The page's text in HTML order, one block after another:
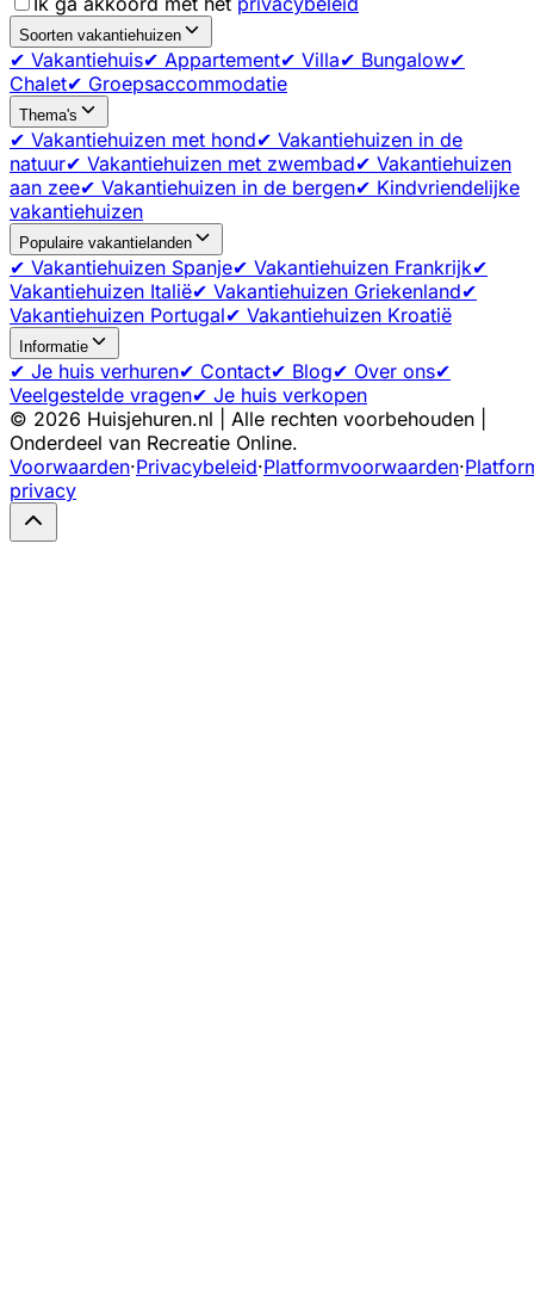
Soorten vakantiehuizen
✔ Vakantiehuis✔ Appartement✔ Villa✔ Bungalow✔
Chalet✔ Groepsaccommodatie
Thema's
✔ Vakantiehuizen met hond✔ Vakantiehuizen in de
natuur✔ Vakantiehuizen met zwembad✔ Vakantiehuizen
aan zee✔ Vakantiehuizen in de bergen✔ Kindvriendelijke
vakantiehuizen
Populaire vakantielanden
✔ Vakantiehuizen Spanje✔ Vakantiehuizen Frankrijk✔
Vakantiehuizen Italië✔ Vakantiehuizen Griekenland✔
Vakantiehuizen Portugal✔ Vakantiehuizen Kroatië
Informatie
✔ Je huis verhuren✔ Contact✔ Blog✔ Over ons✔
Veelgestelde vragen✔ Je huis verkopen
© 2026 Huisjehuren.nl | Alle rechten voorbehouden |
Onderdeel van Recreatie Online.
Voorwaarden·Privacybeleid·Platformvoorwaarden·
privacy